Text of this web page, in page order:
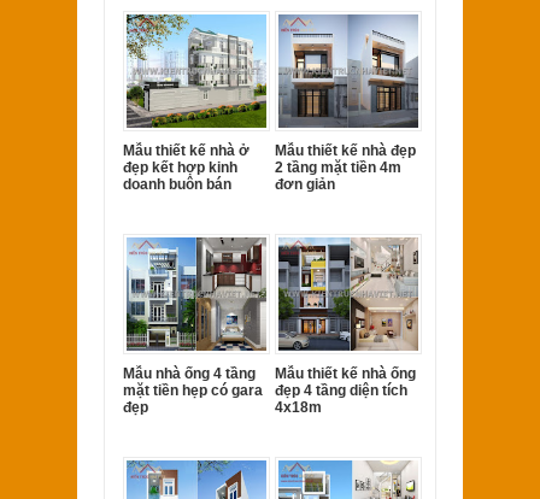
Mẫu thiết kế nhà ở
đẹp kết hợp kinh
doanh buôn bán
Mẫu thiết kế nhà đẹp
2 tầng mặt tiền 4m
đơn giản
Mẫu nhà ống 4 tầng
mặt tiền hẹp có gara
đẹp
Mẫu thiết kế nhà ống
đẹp 4 tầng diện tích
4x18m